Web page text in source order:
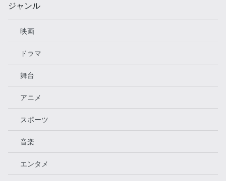
ジャンル
映画
ドラマ
舞台
アニメ
スポーツ
音楽
エンタメ